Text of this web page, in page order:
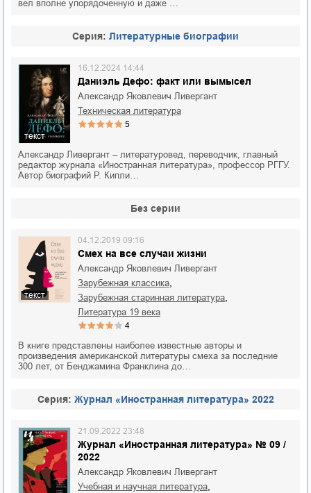
вел вполне упорядоченную и даже …
Cерия: Литературные биографии
текст
Даниэль Дефо: факт или вымысел
16.12.2024 14:44
Александр Яковлевич Ливергант
техническая литература
5
Александр Ливергант – литературовед, переводчик, главный
редактор журнала «Иностранная литература», профессор РГГУ.
Автор биографий Р. Кипли…
Без серии
текст
Смех на все случаи жизни
04.12.2019 09:16
Александр Яковлевич Ливергант
зарубежная классика
зарубежная старинная литература
литература 19 века
4
В книге представлены наиболее известные авторы и
произведения американской литературы смеха за последние
300 лет, от Бенджамина Франклина до…
Cерия: Журнал «Иностранная литература» 2022
Журнал «Иностранная литература» № 09 /
2022
21.09.2022 23:48
Александр Яковлевич Ливергант
учебная и научная литература